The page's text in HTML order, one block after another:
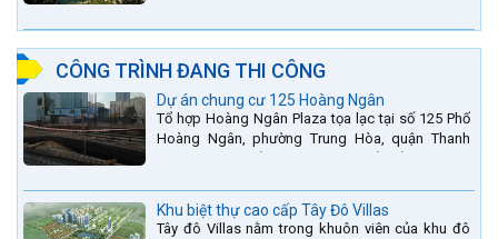
CÔNG TRÌNH ĐANG THI CÔNG
Dự án chung cư 125 Hoàng Ngân
Tổ hợp Hoàng Ngân Plaza tọa lạc tại số 125 Phố
Hoàng Ngân, phường Trung Hòa, quận Thanh
Khu biệt thự cao cấp Tây Đô Villas
Tây đô Villas nằm trong khuôn viên của khu đô